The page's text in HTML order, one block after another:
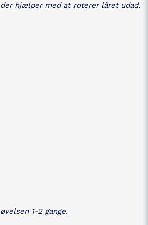
hjælper med at roterer låret udad.
1-2 gange.